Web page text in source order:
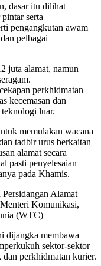
dasar itu dilihat
serta
pengangkutan awam
pelbagai
juta alamat, namun
perkhidmatan
kecemasan dan
teknologi luar.
memulakan wacana
tadbir urus berkaitan
alamat secara
pasti penyelesaian
pada Khamis.
Alamat
Komunikasi,
(WTC)
dijangka membawa
sektor-sektor
dan perkhidmatan kurier.